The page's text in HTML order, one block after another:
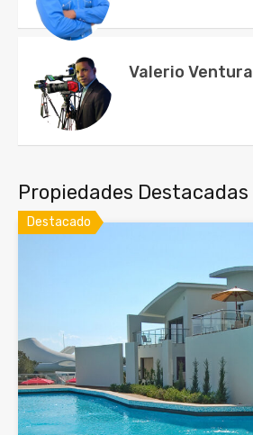
Valerio Ventura
Propiedades Destacadas
Destacado